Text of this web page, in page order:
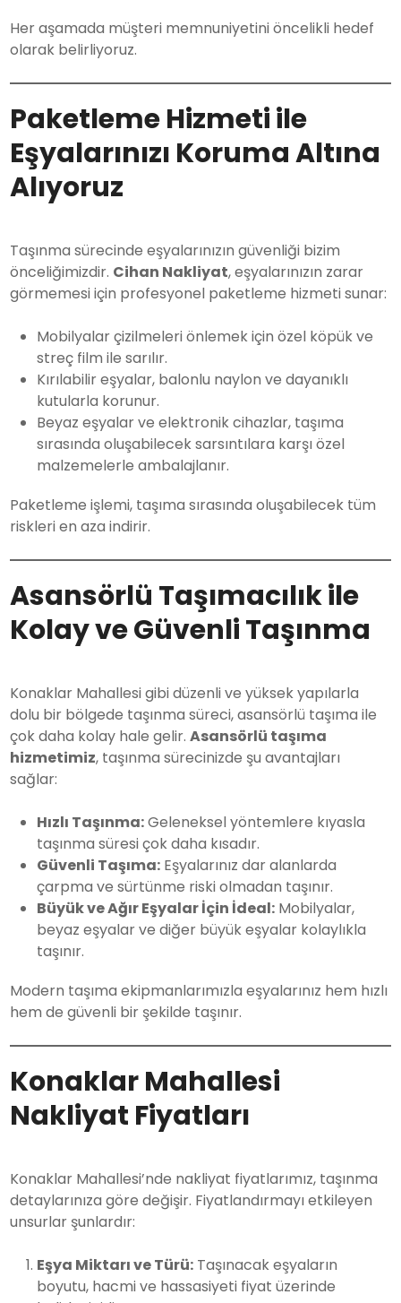
Her aşamada müşteri memnuniyetini öncelikli hedef
olarak belirliyoruz.
Paketleme Hizmeti ile
Eşyalarınızı Koruma Altına
Alıyoruz
Taşınma sürecinde eşyalarınızın güvenliği bizim
önceliğimizdir. Cihan Nakliyat, eşyalarınızın zarar
görmemesi için profesyonel paketleme hizmeti sunar:
Mobilyalar çizilmeleri önlemek için özel köpük ve
streç film ile sarılır.
Kırılabilir eşyalar, balonlu naylon ve dayanıklı
kutularla korunur.
Beyaz eşyalar ve elektronik cihazlar, taşıma
sırasında oluşabilecek sarsıntılara karşı özel
malzemelerle ambalajlanır.
Paketleme işlemi, taşıma sırasında oluşabilecek tüm
riskleri en aza indirir.
Asansörlü Taşımacılık ile
Kolay ve Güvenli Taşınma
Konaklar Mahallesi gibi düzenli ve yüksek yapılarla
dolu bir bölgede taşınma süreci, asansörlü taşıma ile
çok daha kolay hale gelir.Asansörlü taşıma
hizmetimiz, taşınma sürecinizde şu avantajları
sağlar:
Hızlı Taşınma:Geleneksel yöntemlere kıyasla
taşınma süresi çok daha kısadır.
Güvenli Taşıma: Eşyalarınız dar alanlarda
çarpma ve sürtünme riski olmadan taşınır.
Büyük ve Ağır Eşyalar İçin İdeal: Mobilyalar,
beyaz eşyalar ve diğer büyük eşyalar kolaylıkla
taşınır.
Modern taşıma ekipmanlarımızla eşyalarınız hem hızlı
hem de güvenli bir şekilde taşınır.
Konaklar Mahallesi
Nakliyat Fiyatları
Konaklar Mahallesi’nde nakliyat fiyatlarımız, taşınma
detaylarınıza göre değişir. Fiyatlandırmayı etkileyen
unsurlar şunlardır:
Eşya Miktarı ve Türü: Taşınacak eşyaların
boyutu, hacmi ve hassasiyeti fiyat üzerinde